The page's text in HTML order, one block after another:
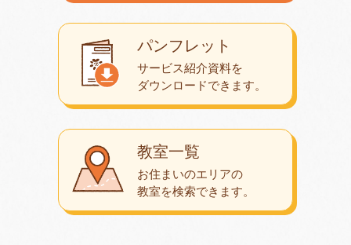
教室一覧
お住まいのエリアの
教室を検索できます。
パンフレット
サービス紹介資料を
ダウンロードできます。